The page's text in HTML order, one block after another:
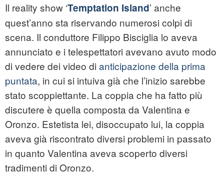
Il reality show ‘Temptation Island’ anche
quest’anno sta riservando numerosi colpi di
scena. Il conduttore Filippo Bisciglia lo aveva
annunciato e i telespettatori avevano avuto modo
di vedere dei video di anticipazione della prima
puntata, in cui si intuiva già che l’inizio sarebbe
stato scoppiettante. La coppia che ha fatto più
discutere è quella composta da Valentina e
Oronzo. Estetista lei, disoccupato lui, la coppia
aveva già riscontrato diversi problemi in passato
in quanto Valentina aveva scoperto diversi
tradimenti di Oronzo.